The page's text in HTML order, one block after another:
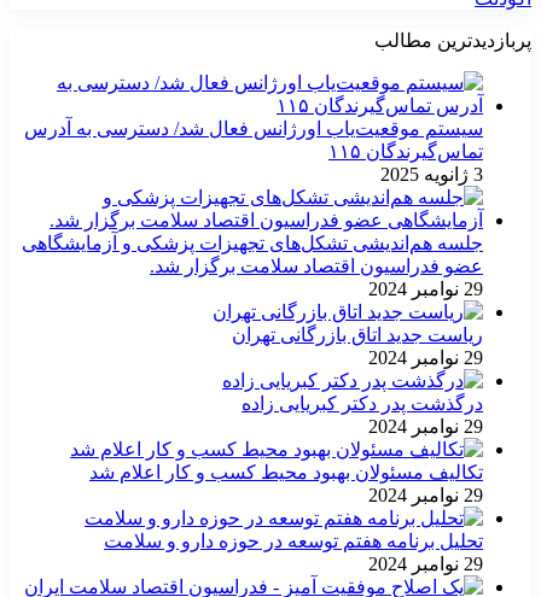
پربازدیدترین مطالب
سیستم موقعیت‌یاب اورژانس فعال شد/ دسترسی به آدرس
تماس‌گیرندگان ۱۱۵
3 ژانویه 2025
جلسه هم‌اندیشی تشکل‌های تجهیزات پزشکی و آزمایشگاهی
عضو فدراسیون اقتصاد سلامت برگزار شد.
29 نوامبر 2024
ریاست جدید اتاق بازرگانی تهران
29 نوامبر 2024
درگذشت پدر دکتر کبریایی زاده
29 نوامبر 2024
تکالیف مسئولان بهبود محیط کسب و کار اعلام شد
29 نوامبر 2024
تحلیل برنامه هفتم توسعه در حوزه دارو و سلامت
29 نوامبر 2024